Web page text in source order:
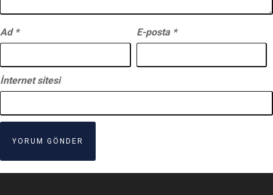
Ad * E-posta *
İnternet sitesi